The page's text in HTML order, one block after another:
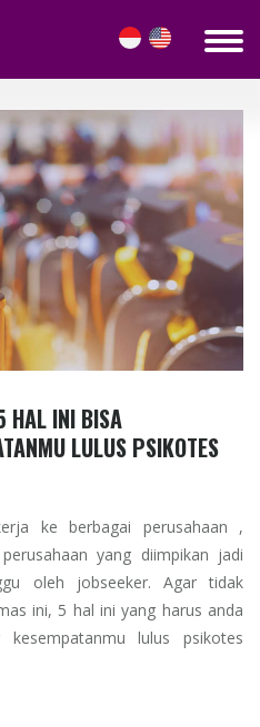
HAL INI BISA
LULUS PSIKOTES
ke berbagai perusahaan ,
yang diimpikan jadi
oleh jobseeker. Agar tidak
ini, 5 hal ini yang harus anda
lulus psikotes